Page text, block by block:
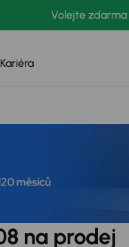
Volejte zdarma
Kariéra
na prodej